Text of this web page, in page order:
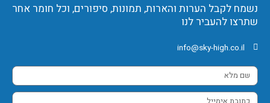
נשמח לקבל הערות והארות, תמונות, סיפורים, וכל חומר אחר
שתרצו להעביר לנו
info@sky-high.co.il
שם
מלא
כתובת